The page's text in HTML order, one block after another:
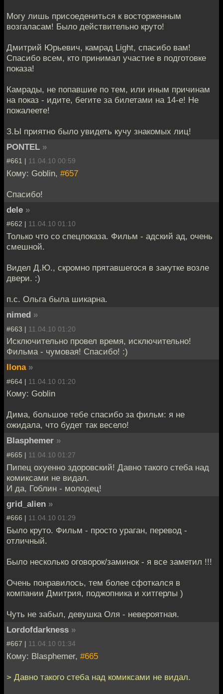
Могу лишь присоедениться к восторженным
возгаласам! Было действительно круто!
Дмитрий Юрьевич, камрад Light, спасибо вам!
Спасибо всем, кто принимал участие в подготовке
показа!
Камрады, не попавшие по тем, или иным причинам
на показ - идите, бегите за билетами на 14-е! Не
пожалеете!
З.Ы приятно было увидеть кучу знакомых лиц!
PONTEL »
#661 | 11.04.10 00:59
Кому: Goblin, #657
Спасибо!
dele »
#662 | 11.04.10 01:10
Только что со спецпоказа. Фильм - адский ад, очень
смешной.
Видел Д.Ю., скромно прятавшегося в закутке возле
двери. :)
п.с. Ольга была шикарна.
nimed »
#663 | 11.04.10 01:20
Исключительно провел время, исключительно!
Фильма - чумовая! Спасибо! :)
Ilona »
#664 | 11.04.10 01:20
Кому: Goblin
Дима, большое тебе спасибо за фильм: я не
ожидала, что будет так весело!
Blasphemer »
#665 | 11.04.10 01:27
Пипец охуенно здоровский! Давно такого стеба над
комиксами не видал.
И да, Гоблин - молодец!
grid_alien »
#666 | 11.04.10 01:29
Было круто. Фильм - просто ураган, перевод -
отличный.
Было несколько оговорок/заминок - я все заметил !!!
Очень понравилось, тем более сфоткался в
компании Дмитрия, поджопника и хитгерлы )
Чуть не забыл, девушка Оля - невероятная.
Lordofdarkness »
#667 | 11.04.10 01:34
Кому: Blasphemer, #665
> Давно такого стеба над комиксами не видал.